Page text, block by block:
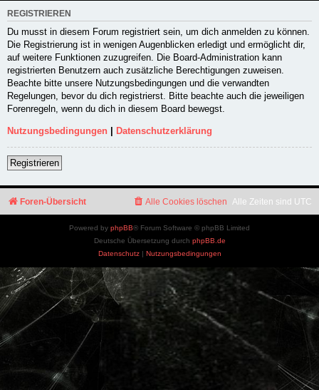
REGISTRIEREN
Du musst in diesem Forum registriert sein, um dich anmelden zu können.
Die Registrierung ist in wenigen Augenblicken erledigt und ermöglicht dir,
auf weitere Funktionen zuzugreifen. Die Board-Administration kann
registrierten Benutzern auch zusätzliche Berechtigungen zuweisen.
Beachte bitte unsere Nutzungsbedingungen und die verwandten
Regelungen, bevor du dich registrierst. Bitte beachte auch die jeweiligen
Forenregeln, wenn du dich in diesem Board bewegst.
Nutzungsbedingungen Datenschutzerklärung
Registrieren
Foren-Übersicht Alle Zeiten sind UTC
Alle Cookies löschen
Powered by phpBB® Forum Software © phpBB Limited
Deutsche Übersetzung durch phpBB.de
Datenschutz| Nutzungsbedingungen